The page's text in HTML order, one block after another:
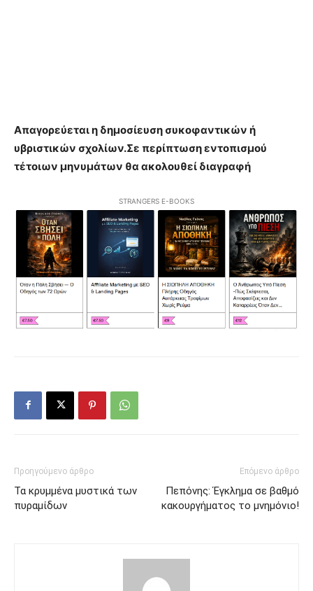
Απαγορεύεται η δημοσίευση συκοφαντικών ή
υβριστικών σχολίων.Σε περίπτωση εντοπισμού
τέτοιων μηνυμάτων θα ακολουθεί διαγραφή
STRANGERS E-BOOKS
Προηγούμενο άρθρο
Τα κρυμμένα μυστικά των
πυραμίδων
Επόμενο άρθρο
Πεπόνης: Έγκλημα σε βαθμό
κακουργήματος το μνημόνιο!